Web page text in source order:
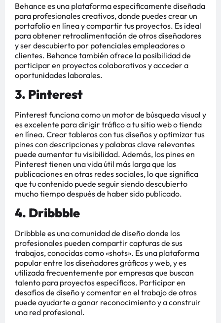
Behance es una plataforma específicamente diseñada
para profesionales creativos, donde puedes crear un
portafolio en línea y compartir tus proyectos. Es ideal
para obtener retroalimentación de otros diseñadores
y ser descubierto por potenciales empleadores o
clientes. Behance también ofrece la posibilidad de
participar en proyectos colaborativos y acceder a
oportunidades laborales​​​​.
3. Pinterest
Pinterest funciona como un motor de búsqueda visual y
es excelente para dirigir tráfico a tu sitio web o tienda
en línea. Crear tableros con tus diseños y optimizar tus
pines con descripciones y palabras clave relevantes
puede aumentar tu visibilidad. Además, los pines en
Pinterest tienen una vida útil más larga que las
publicaciones en otras redes sociales, lo que significa
que tu contenido puede seguir siendo descubierto
mucho tiempo después de haber sido publicado​​​​.
4. Dribbble
Dribbble es una comunidad de diseño donde los
profesionales pueden compartir capturas de sus
trabajos, conocidas como «shots». Es una plataforma
popular entre los diseñadores gráficos y web, y es
utilizada frecuentemente por empresas que buscan
talento para proyectos específicos. Participar en
desafíos de diseño y comentar en el trabajo de otros
puede ayudarte a ganar reconocimiento y a construir
una red profesional​​​​.